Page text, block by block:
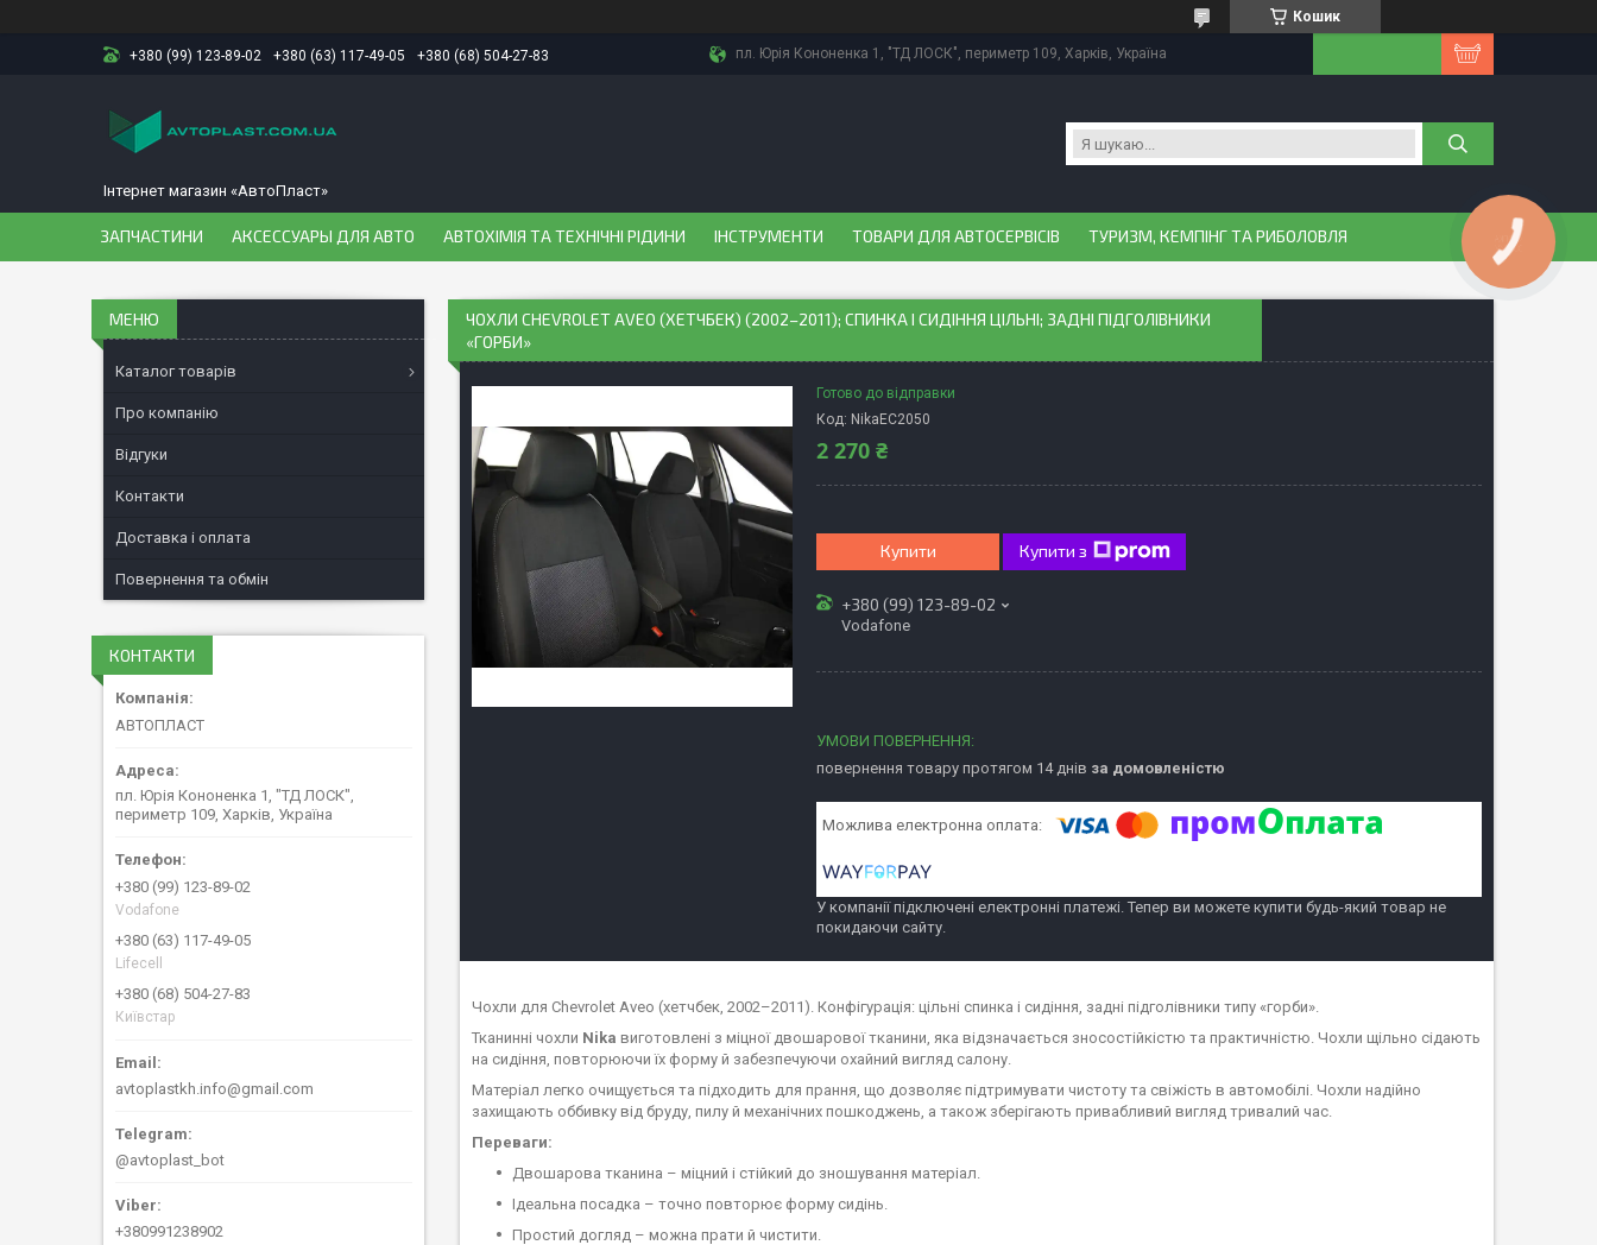
Кошик
+380 (99) 123-89-02 +380 (63) 117-49-05 +380 (68) 504-27-83 пл. Юрія Кононенка 1, "ТД ЛОСК", периметр 109, Харків, Україна
Інтернет магазин «АвтоПласт»
ЗАПЧАСТИНИ АКСЕССУАРЫ ДЛЯ АВТО АВТОХІМІЯ ТА ТЕХНІЧНІ РІДИНИ ІНСТРУМЕНТИ ТОВАРИ ДЛЯ АВТОСЕРВІСІВ ТУРИЗМ, КЕМПІНГ ТА РИБОЛОВЛЯ
ЧОХЛИ CHEVROLET AVEO (ХЕТЧБЕК) (2002–2011); СПИНКА І СИДІННЯ ЦІЛЬНІ; ЗАДНІ ПІДГОЛІВНИКИ
«ГОРБИ»
Готово до відправки
Код: NikaEС2050
2 270 ₴
Купити Купити з
+380 (99) 123-89-02
Vodafone
повернення товару протягом 14 днів за домовленістю
У компанії підключені електронні платежі. Тепер ви можете купити будь-який товар не
покидаючи сайту.
Чохли для Chevrolet Aveo (хетчбек, 2002–2011). Конфігурація: цільні спинка і сидіння, задні підголівники типу «горби».
Тканинні чохли Nika виготовлені з міцної двошарової тканини, яка відзначається зносостійкістю та практичністю. Чохли щільно сідають
на сидіння, повторюючи їх форму й забезпечуючи охайний вигляд салону.
Матеріал легко очищується та підходить для прання, що дозволяє підтримувати чистоту та свіжість в автомобілі. Чохли надійно
захищають оббивку від бруду, пилу й механічних пошкоджень, а також зберігають привабливий вигляд тривалий час.
Переваги:
Двошарова тканина – міцний і стійкий до зношування матеріал.
Ідеальна посадка – точно повторює форму сидінь.
Простий догляд – можна прати й чистити.
Каталог товарів
Про компанію
Відгуки
Контакти
Доставка і оплата
Повернення та обмін
КОНТАКТИ
АВТОПЛАСТ
пл. Юрія Кононенка 1, "ТД ЛОСК",
периметр 109, Харків, Україна
+380 (99) 123-89-02
Vodafone
+380 (63) 117-49-05
Lifecell
+380 (68) 504-27-83
Київстар
avtoplastkh.info@gmail.com
@avtoplast_bot
+380991238902
КНОПКА
ЗВ'ЯЗКУ